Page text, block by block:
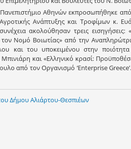
Αθηνών εκπροσωπήθηκε
Ανάπτυξης και Τροφίμων κ.
ακολούθησαν τρεις
τον Νομό Βοιωτίας» από την
και του υποκειμένου στην
και «Ελληνικό κρασί:
από τον Οργανισμό ‘Enterprise
Δήμου Αλιάρτου-Θεσπιέων